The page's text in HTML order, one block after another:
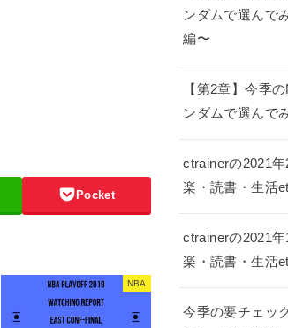
Pocket
NBA
ンダムで選んで
編〜
【第2章】今季
ンダムで選んで
ctrainerの2021
楽・読書・生活
ctrainerの2021
楽・読書・生活
今季の要チェッ